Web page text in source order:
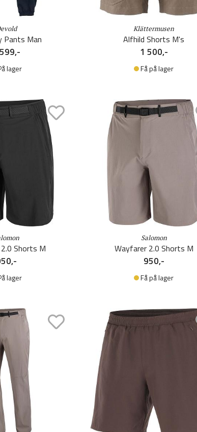
Pants Man
lager
Klättermusen
Alfhild Shorts M's
1 500,-
Få på lager
Wayfarer 2.0 Shorts M
lager
Salomon
Wayfarer 2.0 Shorts M
950,-
Få på lager